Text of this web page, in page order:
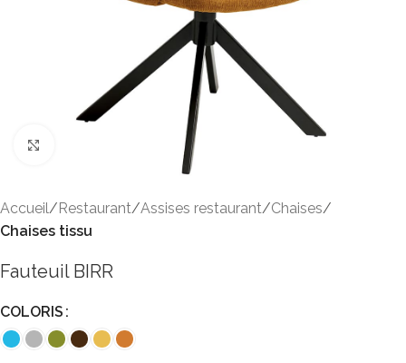
Accueil Restaurant Assises restaurant Chaises
Chaises tissu
Fauteuil BIRR
COLORIS